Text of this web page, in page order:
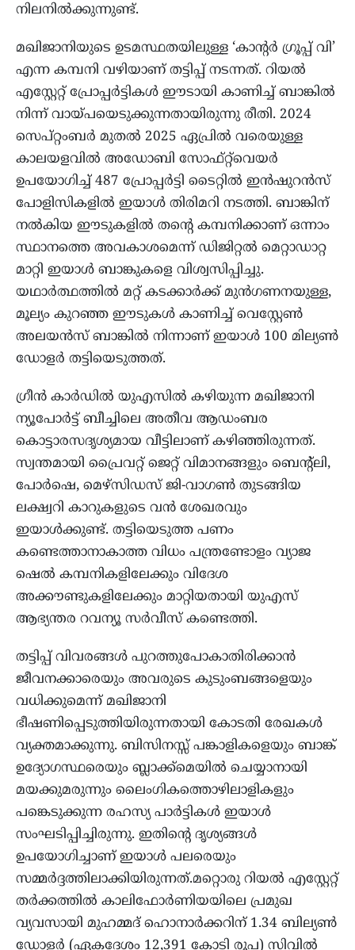
നിലനിൽക്കുന്നുണ്ട്.
മഖിജാനിയുടെ ഉടമസ്ഥതയിലുള്ള ‘കാന്റർ ഗ്രൂപ്പ് വി’
എന്ന കമ്പനി വഴിയാണ് തട്ടിപ്പ് നടന്നത്. റിയൽ
എസ്റ്റേറ്റ് പ്രോപ്പർട്ടികൾ ഈടായി കാണിച്ച് ബാങ്കിൽ
നിന്ന് വായ്പയെടുക്കുന്നതായിരുന്നു രീതി. 2024
സെപ്റ്റംബർ മുതൽ 2025 ഏപ്രിൽ വരെയുള്ള
കാലയളവിൽ അഡോബി സോഫ്റ്റ്‌വെയർ
ഉപയോഗിച്ച് 487 പ്രോപ്പർട്ടി ടൈറ്റിൽ ഇൻഷുറൻസ്
പോളിസികളിൽ ഇയാൾ തിരിമറി നടത്തി. ബാങ്കിന്
നൽകിയ ഈടുകളിൽ തൻ്റെ കമ്പനിക്കാണ് ഒന്നാം
സ്ഥാനത്തെ അവകാശമെന്ന് ഡിജിറ്റൽ മെറ്റാഡാറ്റ
മാറ്റി ഇയാൾ ബാങ്കുകളെ വിശ്വസിപ്പിച്ചു.
യഥാർത്ഥത്തിൽ മറ്റ് കടക്കാർക്ക് മുൻഗണനയുള്ള,
മൂല്യം കുറഞ്ഞ ഈടുകൾ കാണിച്ച് വെസ്റ്റേൺ
അലയൻസ് ബാങ്കിൽ നിന്നാണ് ഇയാൾ 100 മില്യൺ
ഡോളർ തട്ടിയെടുത്തത്.
ഗ്രീൻ കാർഡിൽ യുഎസിൽ കഴിയുന്ന മഖിജാനി
ന്യൂപോർട്ട് ബീച്ചിലെ അതീവ ആഡംബര
കൊട്ടാരസദൃശ്യമായ വീട്ടിലാണ് കഴിഞ്ഞിരുന്നത്.
സ്വന്തമായി പ്രൈവറ്റ് ജെറ്റ് വിമാനങ്ങളും ബെന്റ്ലി,
പോർഷെ, മെഴ്സിഡസ് ജി-വാഗൺ തുടങ്ങിയ
ലക്ഷ്വറി കാറുകളുടെ വൻ ശേഖരവും
ഇയാൾക്കുണ്ട്. തട്ടിയെടുത്ത പണം
കണ്ടെത്താനാകാത്ത വിധം പന്ത്രണ്ടോളം വ്യാജ
ഷെൽ കമ്പനികളിലേക്കും വിദേശ
അക്കൗണ്ടുകളിലേക്കും മാറ്റിയതായി യുഎസ്
ആഭ്യന്തര റവന്യൂ സർവീസ് കണ്ടെത്തി.
തട്ടിപ്പ് വിവരങ്ങൾ പുറത്തുപോകാതിരിക്കാൻ
ജീവനക്കാരെയും അവരുടെ കുടുംബങ്ങളെയും
വധിക്കുമെന്ന് മഖിജാനി
ഭീഷണിപ്പെടുത്തിയിരുന്നതായി കോടതി രേഖകൾ
വ്യക്തമാക്കുന്നു. ബിസിനസ്സ് പങ്കാളികളെയും ബാങ്ക്
ഉദ്യോഗസ്ഥരെയും ബ്ലാക്ക്‌മെയിൽ ചെയ്യാനായി
മയക്കുമരുന്നും ലൈംഗികത്തൊഴിലാളികളും
പങ്കെടുക്കുന്ന രഹസ്യ പാർട്ടികൾ ഇയാൾ
സംഘടിപ്പിച്ചിരുന്നു. ഇതിൻ്റെ ദൃശ്യങ്ങൾ
ഉപയോഗിച്ചാണ് ഇയാൾ പലരെയും
സമ്മർദ്ദത്തിലാക്കിയിരുന്നത്.മറ്റൊരു റിയൽ എസ്റ്റേറ്റ്
തർക്കത്തിൽ കാലിഫോർണിയയിലെ പ്രമുഖ
വ്യവസായി മുഹമ്മദ് ഹൊനാർക്കറിന് 1.34 ബില്യൺ
ഡോളർ (ഏകദേശം 12,391 കോടി രൂപ) സിവിൽ